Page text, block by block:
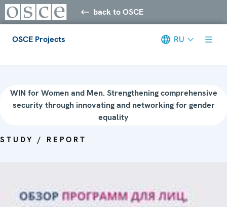
back to OSCE
OSCE Projects RU
WIN for Women and Men. Strengthening comprehensive
security through innovating and networking for gender
equality
STUDY / REPORT